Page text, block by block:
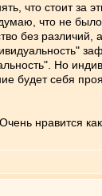
что стоит за
что не
без
Но
будет себя
нравится